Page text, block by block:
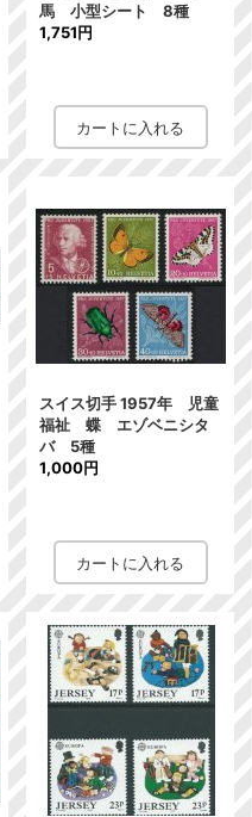
馬 小型シート 8種
1,751円
スイス切手 1957年 児童
福祉 蝶 エゾベニシタ
バ 5種
1,000円